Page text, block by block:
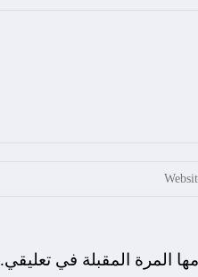
المرة المقبلة في تعليقي.